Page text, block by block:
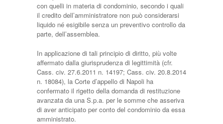
con quelli in materia di condominio, secondo i quali
il credito dell’amministratore non può considerarsi
liquido né esigibile senza un preventivo controllo da
parte, dell’assemblea.
In applicazione di tali principio di diritto, più volte
affermato dalla giurisprudenza di legittimità (cfr.
Cass. civ. 27.6.2011 n. 14197; Cass. civ. 20.8.2014
n. 18084), la Corte d’appello di Napoli ha
confermato il rigetto della domanda di restituzione
avanzata da una S.p.a. per le somme che asseriva
di aver anticipato per conto del condominio da essa
amministrato.